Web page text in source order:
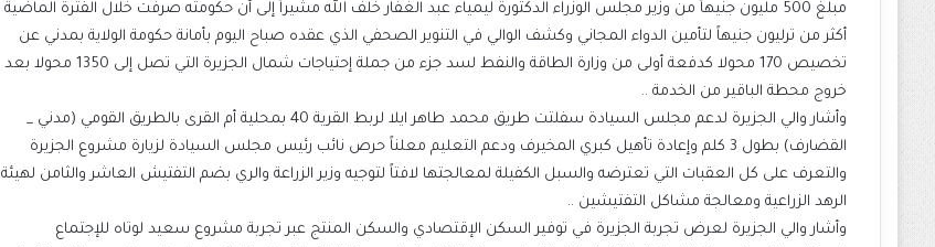
مبلغ 500 مليون جنيهاً من وزير مجلس الوزراء الدكتورة ليمياء عبد الغفار خلف الله مشيراً إلى أن حكومته صرفت خلال الفترة الماضية
أكثر من ترليون جنيهاً لتأمين الدواء المجاني وكشف الوالي في التنوير الصحفي الذي عقده صباح اليوم بأمانة حكومة الولاية بمدني عن
تخصيص 170 محولا كدفعة أولى من وزارة الطاقة والنفط لسد جزء من جملة إحتياجات شمال الجزيرة التي تصل إلى 1350 محولا بعد
خروج محطة الباقير من الخدمة ..
وأشار والي الجزيرة لدعم مجلس السيادة سفلتت طريق محمد طاهر ايلا لربط القرية 40 بمحلية أم القرى بالطريق القومي (مدني _
القضارف) بطول 3 كلم وإعادة تأهيل كبري المخيرف ودعم التعليم معلناً حرص نائب رئيس مجلس السيادة لزيارة مشروع الجزيرة
والتعرف على كل العقبات التي تعترضه والسبل الكفيلة لمعالجتها لافتاً لتوجيه وزير الزراعة والري بضم التفتيش العاشر والثامن لهيئة
الرهد الزراعية ومعالجة مشاكل التفتيشين ..
وأشار والي الجزيرة لعرض تجربة الجزيرة في توفير السكن الإقتصادي والسكن المنتج عبر تجربة مشروع سعيد لوتاه للإجتماع